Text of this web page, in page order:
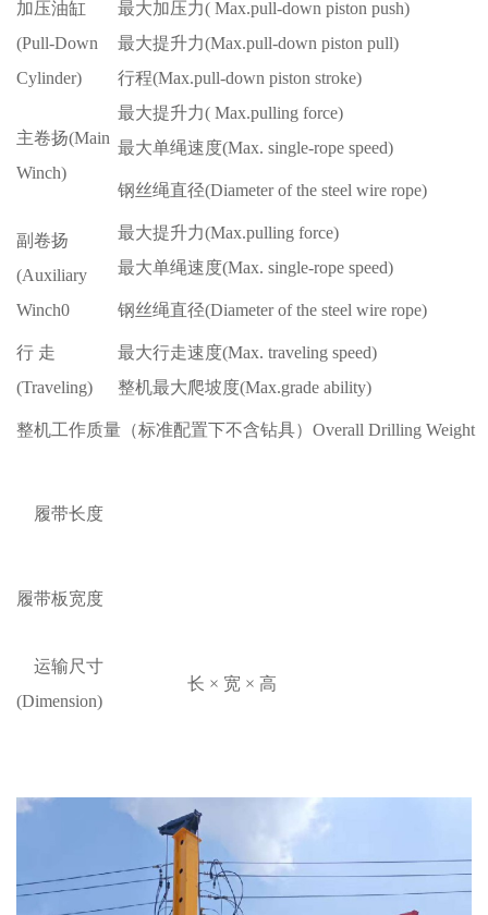
加压油缸
(Pull-Down
Cylinder)
最大加压力( Max.pull-down piston push)
最大提升力(Max.pull-down piston pull)
行程(Max.pull-down piston stroke)
主卷扬(Main
Winch)
最大提升力( Max.pulling force)
最大单绳速度(Max. single-rope speed)
钢丝绳直径(Diameter of the steel wire rope)
副卷扬
(Auxiliary
Winch0
最大提升力(Max.pulling force)
最大单绳速度(Max. single-rope speed)
钢丝绳直径(Diameter of the steel wire rope)
行 走
(Traveling)
最大行走速度(Max. traveling speed)
整机最大爬坡度(Max.grade ability)
整机工作质量（标准配置下不含钻具） Overall Drilling Weight
履带长度
履带板宽度
运输尺寸
(Dimension)
长 × 宽 × 高